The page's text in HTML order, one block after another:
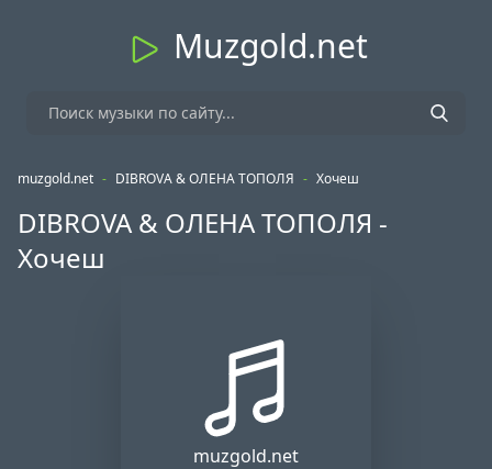
Muzgold.net
muzgold.net - DIBROVA & ОЛЕНА ТОПОЛЯ - Хочеш
DIBROVA & ОЛЕНА ТОПОЛЯ -
Хочеш
muzgold.net